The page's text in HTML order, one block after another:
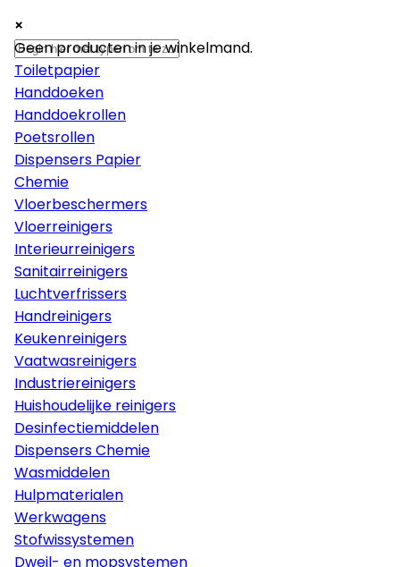
×
Papier
Toiletpapier
Handdoeken
Handdoekrollen
Poetsrollen
Dispensers Papier
Chemie
Vloerbeschermers
Vloerreinigers
Interieurreinigers
Sanitairreinigers
Luchtverfrissers
Handreinigers
Keukenreinigers
Vaatwasreinigers
Industriereinigers
Huishoudelijke reinigers
Desinfectiemiddelen
Dispensers Chemie
Wasmiddelen
Hulpmaterialen
Werkwagens
Stofwissystemen
Dweil- en mopsystemen
×
×
Geen producten in je winkelmand.